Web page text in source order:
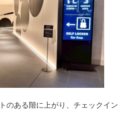
のある階に上がり、チェックイン